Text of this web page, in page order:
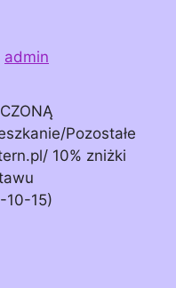
admin
Pozostałe
10% zniżki
10-15)